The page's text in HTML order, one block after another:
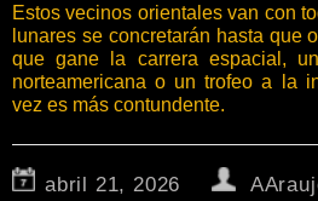
Estos vecinos orientales van con
lunares se concretarán hasta que
que gane la carrera espacial,
norteamericana o un trofeo a la
vez es más contundente.
abril 21, 2026